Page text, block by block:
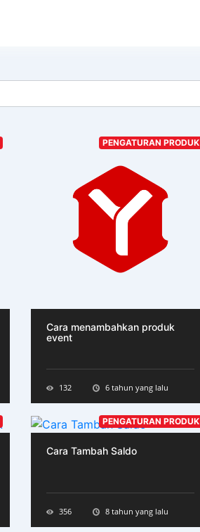
PENGATURAN PRODUK
Cara menambahkan produk
event
132 6 tahun yang lalu
PENGATURAN PRODUK
Cara Tambah Saldo
356 8 tahun yang lalu